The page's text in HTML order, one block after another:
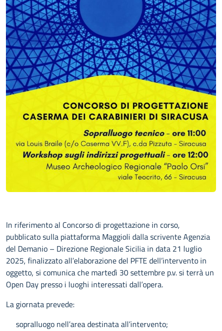
In riferimento al Concorso di progettazione in corso,
pubblicato sulla piattaforma Maggioli dalla scrivente Agenzia
del Demanio – Direzione Regionale Sicilia in data 21 luglio
2025, finalizzato all’elaborazione del PFTE dell’intervento in
oggetto, si comunica che martedì 30 settembre p.v. si terrà un
Open Day presso i luoghi interessati dall’opera.
La giornata prevede:
sopralluogo nell’area destinata all’intervento;